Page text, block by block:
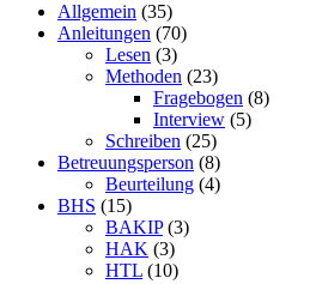
Allgemein (35)
Anleitungen (70)
Lesen (3)
Methoden (23)
Fragebogen (8)
Interview (5)
Schreiben (25)
Betreuungsperson (8)
Beurteilung (4)
BHS (15)
BAKIP(3)
HAK (3)
HTL (10)